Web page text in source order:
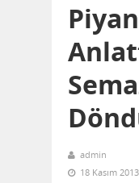
admin
18 Kasım 2013